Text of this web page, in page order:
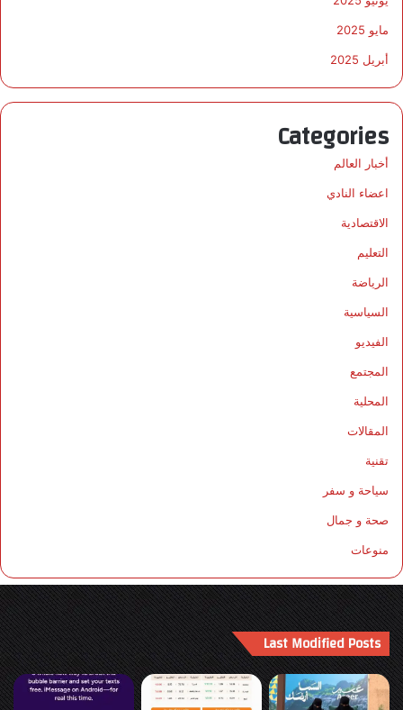
مايو 2025
أبريل 2025
Categories
أخبار العالم
اعضاء النادي
الاقتصادية
التعليم
الرياضة
السياسية
الفيديو
المجتمع
المحلية
المقالات
تقنية
سياحة و سفر
صحة و جمال
منوعات
Last Modified Posts